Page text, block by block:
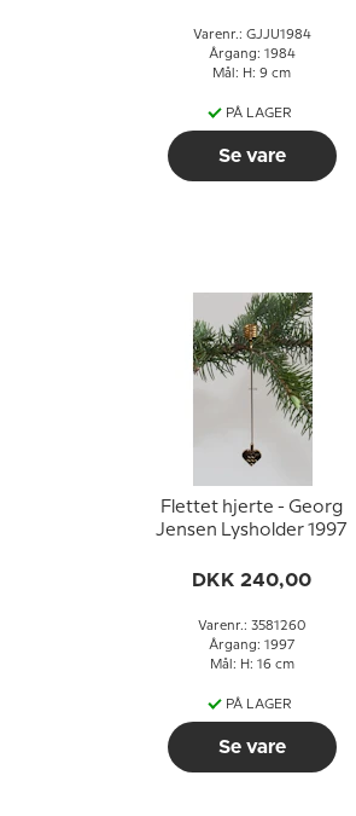
Varenr.: GJJU1984
Årgang: 1984
Mål: H: 9 cm
PÅ LAGER
Se vare
Flettet hjerte - Georg
Jensen Lysholder 1997
DKK 240,00
Varenr.: 3581260
Årgang: 1997
Mål: H: 16 cm
PÅ LAGER
Se vare